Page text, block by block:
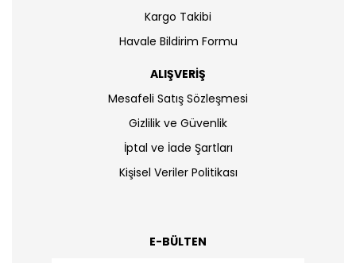
Kargo Takibi
Havale Bildirim Formu
ALIŞVERİŞ
Mesafeli Satış Sözleşmesi
Gizlilik ve Güvenlik
İptal ve İade Şartları
Kişisel Veriler Politikası
E-BÜLTEN